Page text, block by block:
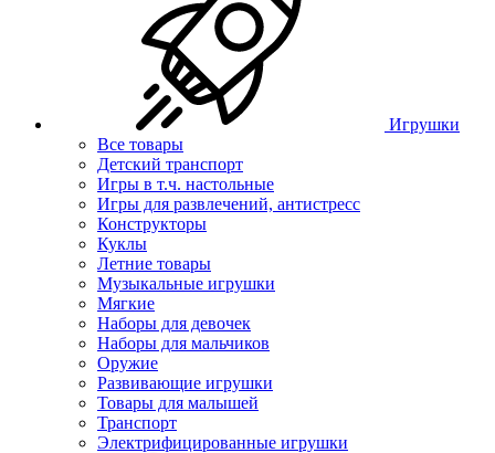
Игрушки
Все товары
Детский транспорт
Игры в т.ч. настольные
Игры для развлечений, антистресс
Конструкторы
Куклы
Летние товары
Музыкальные игрушки
Мягкие
Наборы для девочек
Наборы для мальчиков
Оружие
Развивающие игрушки
Товары для малышей
Транспорт
Электрифицированные игрушки